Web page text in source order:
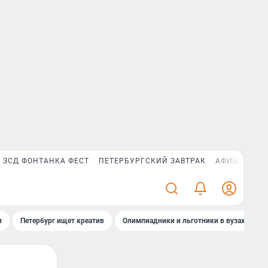
ЗСД ФОНТАНКА ФЕСТ ПЕТЕРБУРГСКИЙ ЗАВТРАК АФИША PLUS
Петербург ищет креатив Олимпиадники и льготники в вузах СПб